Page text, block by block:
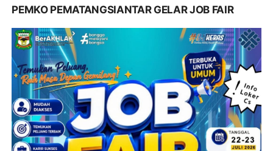
PEMKO PEMATANGSIANTAR GELAR JOB FAIR